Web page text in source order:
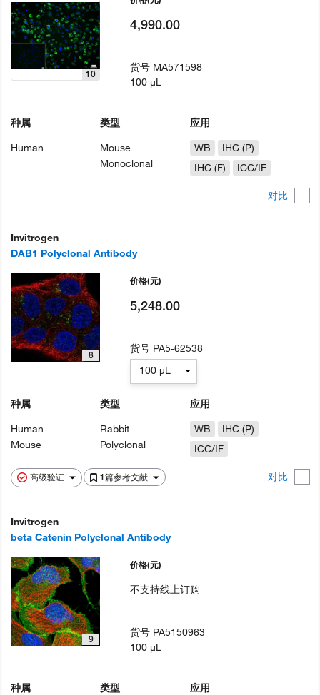
对比
10
种属
Human
类型
Mouse
Monoclonal
应用
WB
IHC (P)
IHC (F)
ICC/IF
4,990.00
货号 MA571598
100 µL
Invitrogen
DAB1 Polyclonal Antibody
高级验证 1篇参考文献 对比
8
种属
Human
Mouse
类型
Rabbit
Polyclonal
应用
WB
IHC (P)
ICC/IF
价格(元)
5,248.00
货号 PA5-62538
100 µL
Invitrogen
beta Catenin Polyclonal Antibody
9
种属
类型
应用
价格(元)
不支持线上订购
货号 PA5150963
100 µL